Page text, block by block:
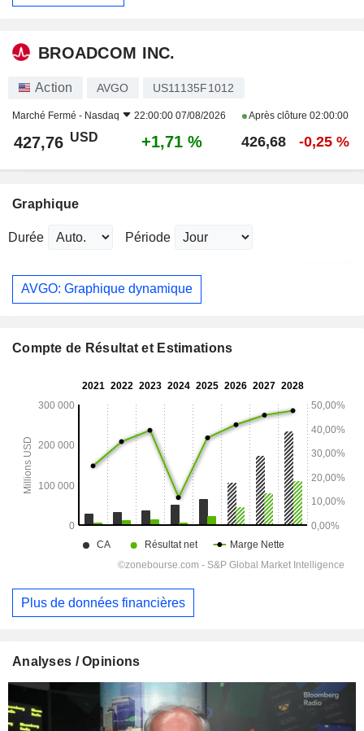
BROADCOM INC.
Action AVGO US11135F1012
Marché Fermé - Nasdaq 22:00:00 07/08/2026 Après clôture 02:00:00
427,76 USD +1,71 % 426,68 -0,25 %
Graphique
Durée Période
AVGO: Graphique dynamique
Compte de Résultat et Estimations
Plus de données financières
Analyses / Opinions